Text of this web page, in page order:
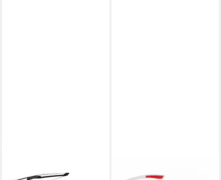
Polarisierte Fahrradbrille mit